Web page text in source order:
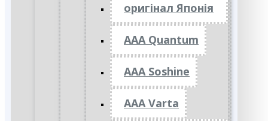
оригінал Японія
AAA Quantum
AAA Soshine
AAA Varta